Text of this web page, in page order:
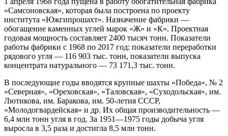
«Самсоновская», которая была построена по проекту
института «Южгипрошахт». Назначение фабрики —
обогащение каменных углей марок «Ж» и «К». Проектная
годовая мощность составляет 2400 тысяч тонн. Показатели
работы фабрики с 1968 по 2017 год: показатели переработки
рядового угля — 116 903 тыс. тонн, показатели выпуска
концентрата натурального — 73 171,3 тыс. тонн.
В последующие годы вводятся крупные шахты «Победа», № 2
«Северная», «Ореховская», «Таловская», «Суходольская», им.
Лютикова, им. Баракова, им. 50-летия СССР,
«Молодогвардейская» и др. Их общая производительность —
6,4 млн тонн угля в год. За 1951—1975 годы добыча угля
выросла в 3,5 раза и достигла 8,5 млн тонн.